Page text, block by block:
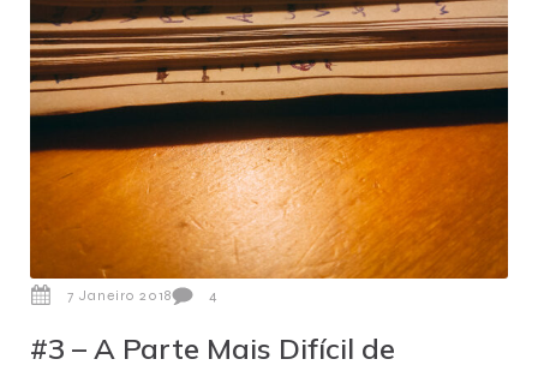
7 Janeiro 2018 4
#3 – A Parte Mais Difícil de